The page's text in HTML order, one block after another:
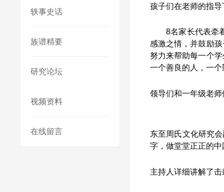
轶事史话
族谱精要
研究论坛
视频资料
在线留言
孩子们在老师的指
8名家长代表牵
感激之情，并鼓励
努力来帮助每一个
一个善良的人，一
领导们和一年级老
东至周氏文化研究
字，做堂堂正正的
主持人详细讲解了